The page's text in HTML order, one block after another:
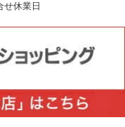
せ休業日